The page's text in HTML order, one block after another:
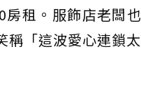
租。服飾店老闆
「這波愛心連鎖太